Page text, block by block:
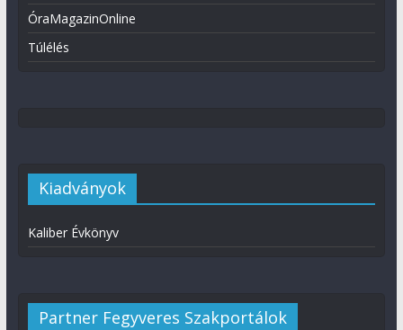
ÓraMagazinOnline
Túlélés
Kiadványok
Kaliber Évkönyv
Partner Fegyveres Szakportálok